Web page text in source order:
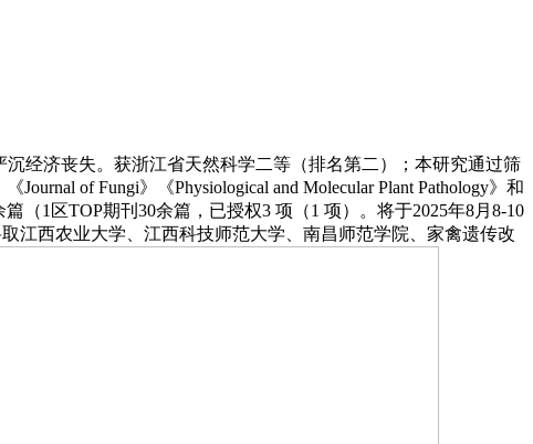
经济丧失。获浙江省天然科学二等（排名第二）；本研究通过筛
of Fungi》《Physiological and Molecular Plant Pathology》和
（1区TOP期刊30余篇，已授权3 项（1 项）。将于2025年8月8-10
江西农业大学、江西科技师范大学、南昌师范学院、家禽遗传改